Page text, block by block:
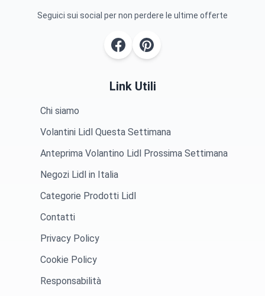
Seguici sui social per non perdere le ultime offerte
Link Utili
Chi siamo
Volantini Lidl Questa Settimana
Anteprima Volantino Lidl Prossima Settimana
Negozi Lidl in Italia
Categorie Prodotti Lidl
Contatti
Privacy Policy
Cookie Policy
Responsabilità